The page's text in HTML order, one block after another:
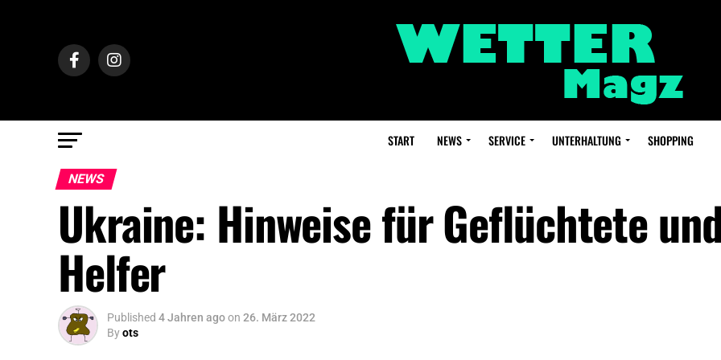
START NEWS SERVICE UNTERHALTUNG SHOPPING
NEWS
Ukraine: Hinweise für Geflüchtete
Helfer
Published 4 Jahren agoon 26. März 2022
Byots